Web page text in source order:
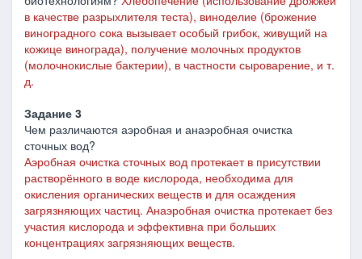
в качестве разрыхлителя теста), виноделие (брожение
виноградного сока вызывает особый грибок, живущий на
кожице винограда), получение молочных продуктов
(молочнокислые бактерии), в частности сыроварение, и т.
д.
Задание 3
Чем различаются аэробная и анаэробная очистка
сточных вод?
Аэробная очистка сточных вод протекает в присутствии
растворённого в воде кислорода, необходима для
окисления органических веществ и для осаждения
загрязняющих частиц. Анаэробная очистка протекает без
участия кислорода и эффективна при больших
концентрациях загрязняющих веществ.